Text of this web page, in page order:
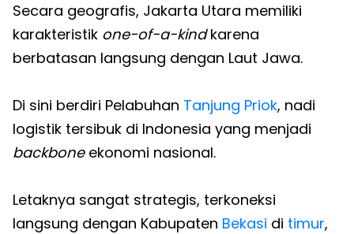
Secara geografis, Jakarta Utara memiliki
karakteristik one-of-a-kindkarena
berbatasan langsung dengan Laut Jawa.
Di sini berdiri Pelabuhan Tanjung Priok, nadi
logistik tersibuk di Indonesia yang menjadi
backboneekonomi nasional.
Letaknya sangat strategis, terkoneksi
langsung dengan Kabupaten Bekasi di timur,